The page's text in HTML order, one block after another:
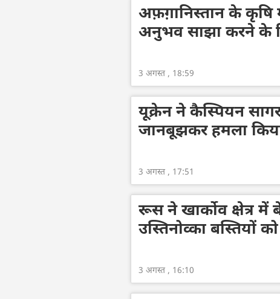
अफ़ग़ानिस्तान के कृषि
अनुभव साझा करने के
3 अगस्त , 18:59
यूक्रेन ने कैस्पियन
जानबूझकर हमला
3 अगस्त , 17:51
रूस ने खार्कोव क्षेत्र
उस्तिनोव्का बस्तियों
3 अगस्त , 16:10